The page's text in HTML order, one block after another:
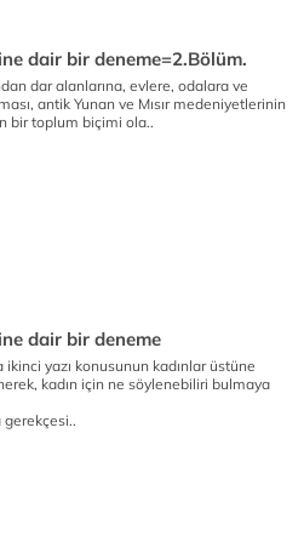
dair bir deneme=2.Bölüm.
dar alanlarına, evlere, odalara ve
antik Yunan ve Mısır medeniyetlerinin
bir toplum biçimi ola..
dair bir deneme
ikinci yazı konusunun kadınlar üstüne
kadın için ne söylenebiliri bulmaya
gerekçesi..